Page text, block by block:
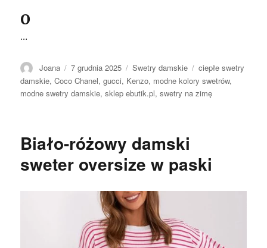
O
…
Autor
Joana Opublikowano
7 grudnia 2025 Kategorie
Swetry damskie Tagi
ciepłe swetry
damskie,Coco Chanel,gucci, Kenzo, modne kolory swetrów,
modne swetry damskie,sklep ebutik.pl,swetry na zimę
Biało-różowy damski
sweter oversize w paski